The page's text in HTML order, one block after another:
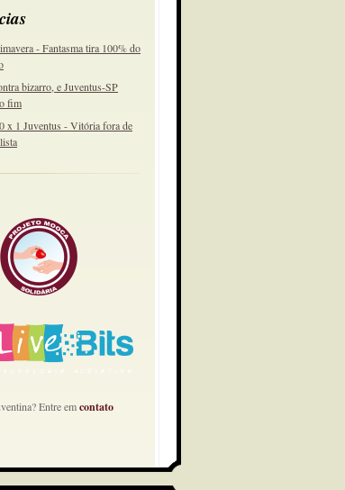
- Fantasma tira 100% do
bizarro, e Juventus-SP
fim
x 1 Juventus - Vitória fora de
Entre emcontato